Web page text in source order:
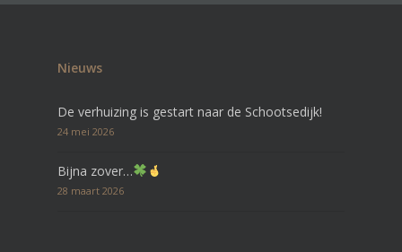
Nieuws
De verhuizing is gestart naar de Schootsedijk!
24 mei 2026
Bijna zover…
28 maart 2026